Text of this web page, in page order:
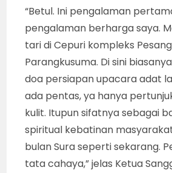
“Betul. Ini pengalaman
pengalaman berharga saya.
tari di Cepuri kompleks
Parangkusuma. Di sini
doa persiapan upacara adat
ada pentas, ya hanya
kulit. Itupun sifatnya sebagai
spiritual kebatinan
bulan Sura seperti sekarang.
tata cahaya,” jelas Ketua